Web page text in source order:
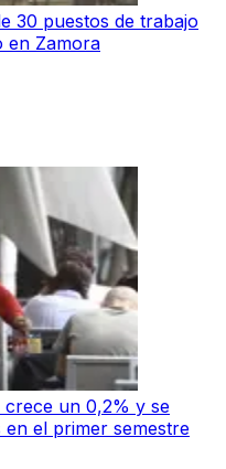
30 puestos de trabajo
en Zamora
crece un 0,2% y se
el primer semestre